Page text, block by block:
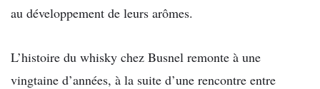
au développement de leurs arômes.
L’histoire du whisky chez Busnel remonte à une
vingtaine d’années, à la suite d’une rencontre entre